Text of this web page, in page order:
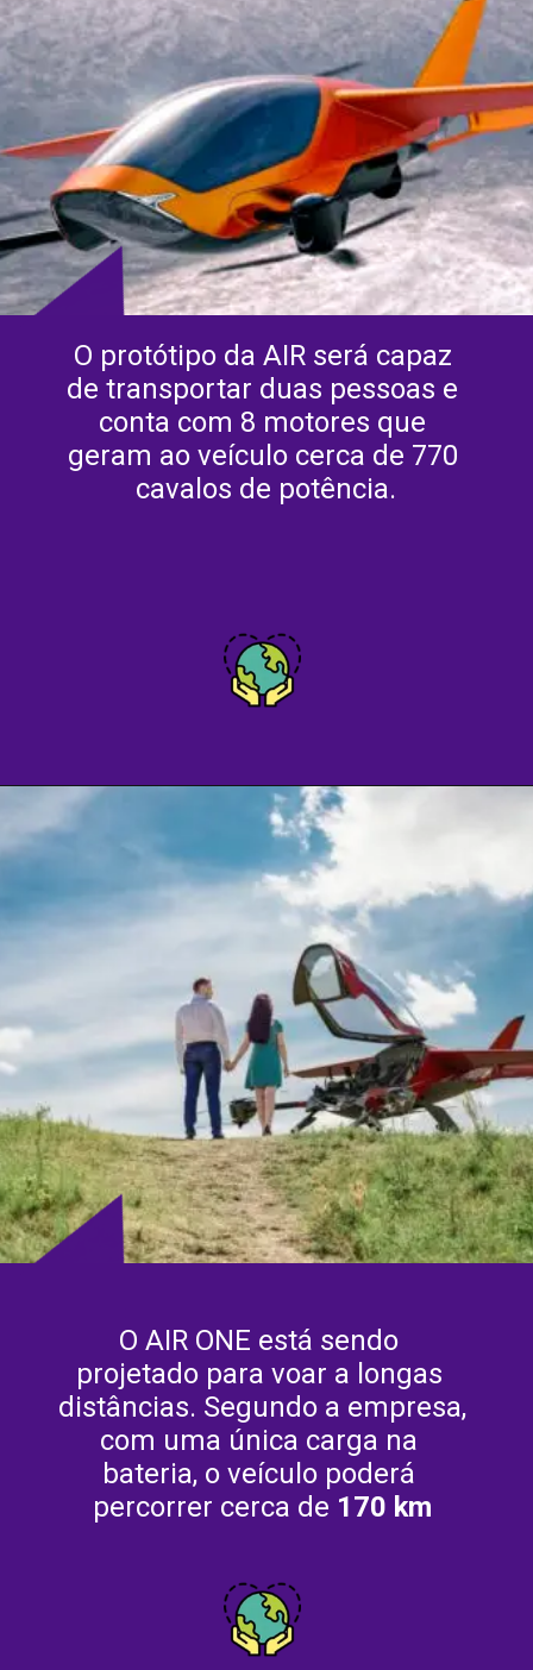
O protótipo da AIR será capaz
de transportar duas pessoas e
conta com 8 motores que
geram ao veículo cerca de 770
cavalos de potência.
O AIR ONE está sendo
projetado para voar a longas
distâncias. Segundo a empresa,
com uma única carga na
bateria, o veículo poderá
percorrer cerca de 170 km